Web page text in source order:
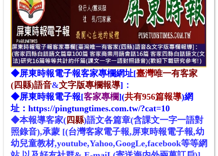
◆屏東時報電子報客家專欄網址[臺灣唯一有客家
(四縣)語音&文字版專欄報導] ：
◆屏東時報電子報[客家專欄](共有956篇報導)網
址 ： https://pingtungtimes.com.tw/?cat=10
◆本報導客家( 四縣)語文各篇章(含課文一字一語對
照錄音),承蒙 [(台灣客家電子報,屏東時報電子報,幼
幼兒童教材,youtube,Yahoo,GoogLe,facebook等等網